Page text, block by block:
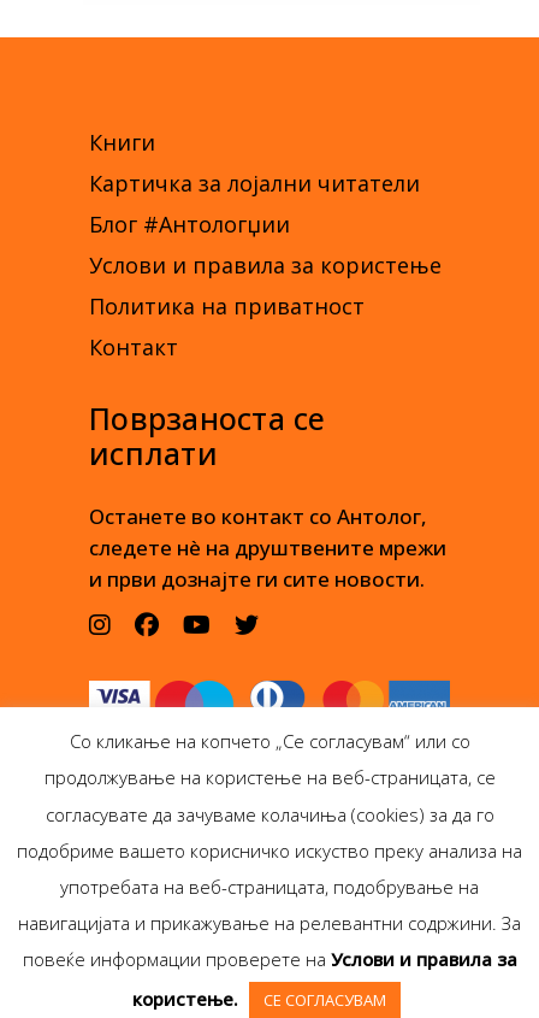
Книги
Картичка за лојални читатели
Блог #Антологџии
Услови и правила за користење
Политика на приватност
Контакт
Поврзаноста се
исплати
Останете во контакт со Антолог,
следете нè на друштвените мрежи
и први дознајте ги сите новости.
Антолог Боокс дооел
Copyright © Antolog
Books 1999-2020
Со кликање на копчето „Се согласувам“ или со
продолжување на користење на веб-страницата, се
согласувате да зачуваме колачиња (cookies) за да го
подобриме вашето корисничко искуство преку анализа на
употребата на веб-страницата, подобрување на
навигацијата и прикажување на релевантни содржини. За
повеќе информации проверете на Услови и правила за
користење.
СЕ СОГЛАСУВАМ